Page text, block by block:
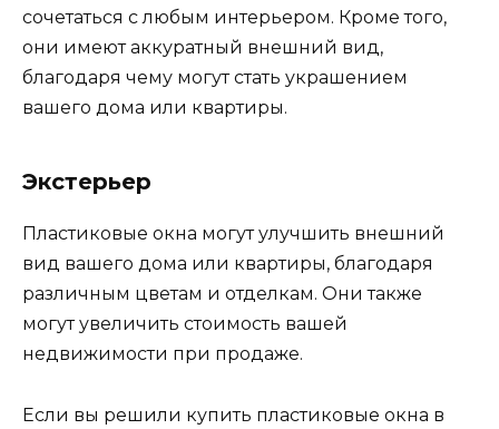
сочетаться с любым интерьером. Кроме того,
они имеют аккуратный внешний вид,
благодаря чему могут стать украшением
вашего дома или квартиры.
Экстерьер
Пластиковые окна могут улучшить внешний
вид вашего дома или квартиры, благодаря
различным цветам и отделкам. Они также
могут увеличить стоимость вашей
недвижимости при продаже.
Если вы решили купить пластиковые окна в